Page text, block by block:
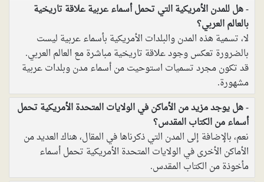
هل للمدن الأمريكية التي تحمل أسماء عربية علاقة تاريخية
بالعالم العربي؟
لا، تسمية هذه المدن والبلدات الأمريكية بأسماء عربية ليست
بالضرورة تعكس وجود علاقة تاريخية مباشرة مع العالم العربي.
قد تكون مجرد تسميات استوحيت من أسماء مدن وبلدات عربية
مشهورة.
هل يوجد مزيد من الأماكن في الولايات المتحدة الأمريكية تحمل
أسماء من الكتاب المقدس؟
نعم، بالإضافة إلى المدن التي ذكرناها في المقال، هناك العديد من
الأماكن الأخرى في الولايات المتحدة الأمريكية تحمل أسماء
مأخوذة من الكتاب المقدس.